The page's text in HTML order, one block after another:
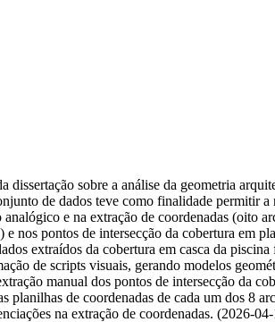
dissertação sobre a análise da geometria
de dados teve como finalidade permitir
e na extração de coordenadas (oito
pontos de intersecção da cobertura em
extraídos da cobertura em casca da
de scripts visuais, gerando modelos
manual dos pontos de intersecção da
planilhas de coordenadas de cada um dos 8
na extração de coordenadas. (2026-